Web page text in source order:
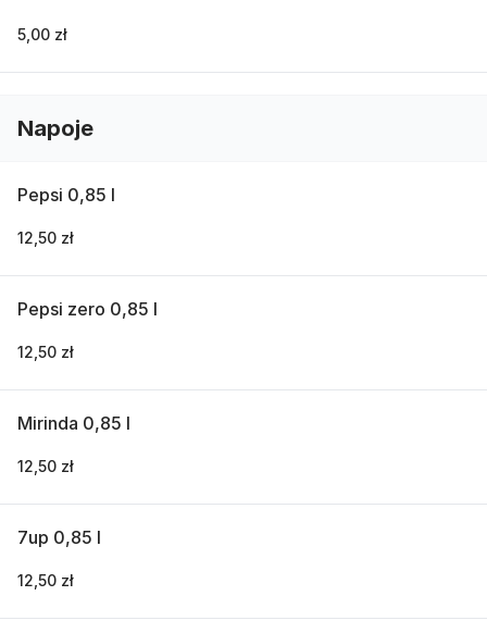
5,00 zł
Napoje
Pepsi 0,85 l
12,50 zł
Pepsi zero 0,85 l
12,50 zł
Mirinda 0,85 l
12,50 zł
7up 0,85 l
12,50 zł